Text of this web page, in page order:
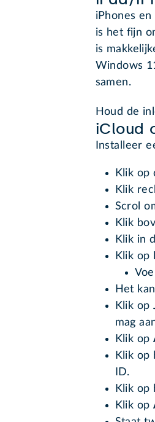
iPhones
is het fijn
is
Windows
samen.
Houd de
iCloud
Installeer
Klik op
Klik
Scrol
Klik
Klik in
Klik op
Het
Klik op
mag
Klik op
Klik op
ID.
Klik op
Klik op